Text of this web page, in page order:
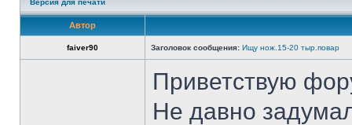
Версия для печати
Автор
faiver90 Заголовок сообщения: Ищу нож.15-20 тыр.повар
Приветствую
Не давно